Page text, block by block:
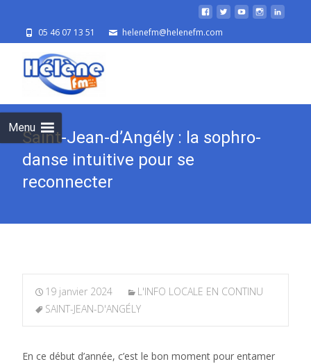
05 46 07 13 51 helenefm@helenefm.com
Menu
Saint-Jean-d’Angély : la sophro-
danse intuitive pour se
reconnecter
19 janvier 2024
L'INFO LOCALE EN CONTINU
SAINT-JEAN-D'ANGÉLY
En ce début d’année, c’est le bon moment pour entamer